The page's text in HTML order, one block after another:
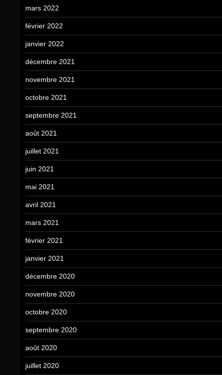
mars 2022
février 2022
janvier 2022
décembre 2021
novembre 2021
octobre 2021
septembre 2021
août 2021
juillet 2021
juin 2021
mai 2021
avril 2021
mars 2021
février 2021
janvier 2021
décembre 2020
novembre 2020
octobre 2020
septembre 2020
août 2020
juillet 2020